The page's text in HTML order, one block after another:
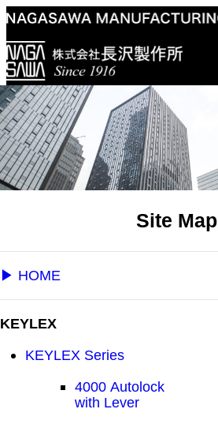
内
を
ス
キ
ッ
プ
Site Map
▶︎ HOME
KEYLEX
KEYLEX Series
4000 Autolock
with Lever